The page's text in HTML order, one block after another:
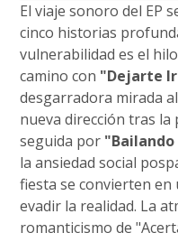
El viaje sonoro del EP
cinco historias
vulnerabilidad es el
camino con "Dejarte
desgarradora mirada
nueva dirección tras
seguida por "Bailando
la ansiedad social
fiesta se convierten
evadir la realidad. La
romanticismo de